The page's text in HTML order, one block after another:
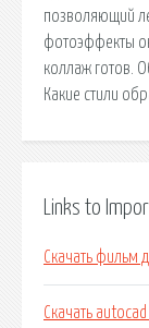
позволяющий
фотоэффекты
коллаж готов.
Какие стили
Links to
Скачать фильм
Скачать